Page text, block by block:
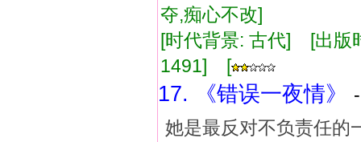
夺,痴心不改]
[时代背景: 古代] [出
1491] [
17. 《错误一夜情》
她是最反对不负责任的